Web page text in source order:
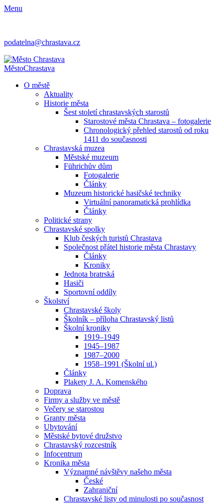
Menu
podatelna@chrastava.cz
MěstoChrastava
O městě
Aktuality
Historie města
Šest století chrastavských starostů
Starostové města Chrastava – fotogalerie
Chronologický přehled starostů od roku
1411 do současnosti
Chrastavská muzea
Městské muzeum
Führichův dům
Fotogalerie
Články
Muzeum historické hasičské techniky
Virtuální panoramatická prohlídka
Články
Politické strany
Chrastavské spolky
Klub českých turistů Chrastava
Společnost přátel historie města Chrastavy
Články
Kroniky
Jednota bratrská
Hasiči
Sportovní oddíly
Školství
Chrastavské školy
Školník – příloha Chrastavský listů
Školní kroniky
1919–1949
1945–1987
1987–2000
1958–1991 (Školní ul.)
Články
Plakety J. A. Komenského
Doprava
Firmy a služby ve městě
Večery se starostou
Granty města
Ubytování
Městské bytové družstvo
Chrastavský rozcestník
Infocentrum
Kronika města
Významné návštěvy našeho města
České
Zahraniční
Chrastavské listy od minulosti po současnost